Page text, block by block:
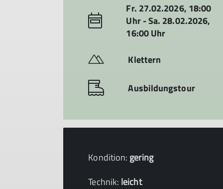
Fr. 27.02.2026, 18:00
Uhr - Sa. 28.02.2026,
16:00 Uhr
Klettern
Ausbildungstour
Kondition: gering
Technik: leicht